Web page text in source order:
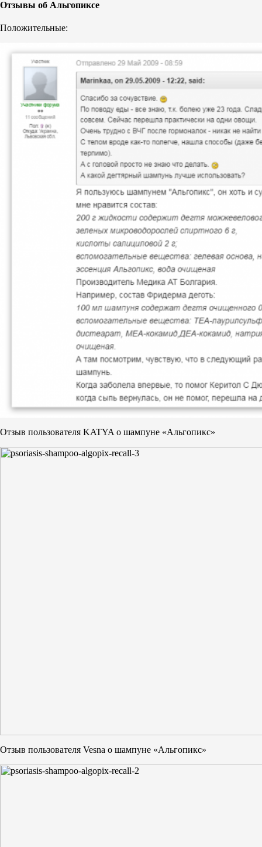
Отзывы об Альгопиксе
Положительные:
Отзыв пользователя KATYA о шампуне «Альгопикс»
Отзыв пользователя Vesna о шампуне «Альгопикс»